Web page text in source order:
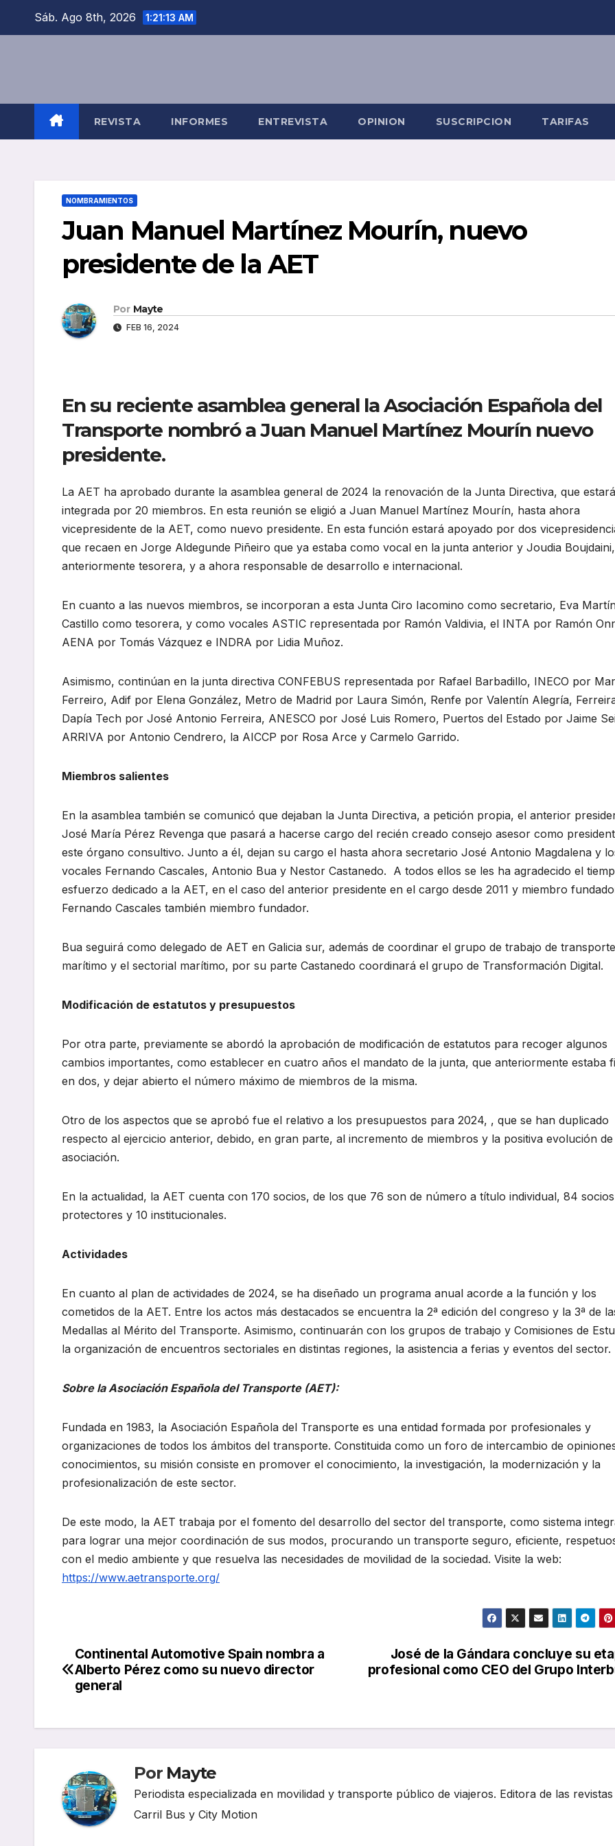
Sáb. Ago 8th, 2026 1:21:14 AM
REVISTA INFORMES ENTREVISTA OPINION SUSCRIPCION TARIFAS
NOMBRAMIENTOS
Juan Manuel Martínez Mourín, nuevo
presidente de la AET
Por Mayte
FEB 16, 2024
En su reciente asamblea general la Asociación Española del
Transporte nombró a Juan Manuel Martínez Mourín nuevo
presidente.
La AET ha aprobado durante la asamblea general de 2024 la renovación de la Junta Directiva, que estará
integrada por 20 miembros. En esta reunión se eligió a Juan Manuel Martínez Mourín, hasta ahora
vicepresidente de la AET, como nuevo presidente. En esta función estará apoyado por dos
que recaen en Jorge Aldegunde Piñeiro que ya estaba como vocal en la junta anterior y Joudia Boujdaini,
anteriormente tesorera, y a ahora responsable de desarrollo e internacional.
En cuanto a las nuevos miembros, se incorporan a esta Junta Ciro Iacomino como secretario, Eva
Castillo como tesorera, y como vocales ASTIC representada por Ramón Valdivia, el INTA por Ramón
AENA por Tomás Vázquez e INDRA por Lidia Muñoz.
Asimismo, continúan en la junta directiva CONFEBUS representada por Rafael Barbadillo, INECO por
Ferreiro, Adif por Elena González, Metro de Madrid por Laura Simón, Renfe por Valentín Alegría,
Dapía Tech por José Antonio Ferreira, ANESCO por José Luis Romero, Puertos del Estado por Jaime
ARRIVA por Antonio Cendrero, la AICCP por Rosa Arce y Carmelo Garrido.
Miembros salientes
En la asamblea también se comunicó que dejaban la Junta Directiva, a petición propia, el anterior
José María Pérez Revenga que pasará a hacerse cargo del recién creado consejo asesor como
este órgano consultivo. Junto a él, dejan su cargo el hasta ahora secretario José Antonio Magdalena y
vocales Fernando Cascales, Antonio Bua y Nestor Castanedo. A todos ellos se les ha agradecido el
esfuerzo dedicado a la AET, en el caso del anterior presidente en el cargo desde 2011 y miembro
Fernando Cascales también miembro fundador.
Bua seguirá como delegado de AET en Galicia sur, además de coordinar el grupo de trabajo de transporte
marítimo y el sectorial marítimo, por su parte Castanedo coordinará el grupo de Transformación Digital.
Modificación de estatutos y presupuestos
Por otra parte, previamente se abordó la aprobación de modificación de estatutos para recoger algunos
cambios importantes, como establecer en cuatro años el mandato de la junta, que anteriormente estaba
en dos, y dejar abierto el número máximo de miembros de la misma.
Otro de los aspectos que se aprobó fue el relativo a los presupuestos para 2024, , que se han duplicado
respecto al ejercicio anterior, debido, en gran parte, al incremento de miembros y la positiva evolución
asociación.
En la actualidad, la AET cuenta con 170 socios, de los que 76 son de número a título individual, 84 socios
protectores y 10 institucionales.
Actividades
En cuanto al plan de actividades de 2024, se ha diseñado un programa anual acorde a la función y los
cometidos de la AET. Entre los actos más destacados se encuentra la 2ª edición del congreso y la 3ª de
Medallas al Mérito del Transporte. Asimismo, continuarán con los grupos de trabajo y Comisiones de
la organización de encuentros sectoriales en distintas regiones, la asistencia a ferias y eventos del sector.
Sobre la Asociación Española del Transporte (AET):
Fundada en 1983, la Asociación Española del Transporte es una entidad formada por profesionales y
organizaciones de todos los ámbitos del transporte. Constituida como un foro de intercambio de
conocimientos, su misión consiste en promover el conocimiento, la investigación, la modernización y la
profesionalización de este sector.
De este modo, la AET trabaja por el fomento del desarrollo del sector del transporte, como sistema
para lograr una mejor coordinación de sus modos, procurando un transporte seguro, eficiente,
con el medio ambiente y que resuelva las necesidades de movilidad de la sociedad. Visite la web:
https://www.aetransporte.org/
Navegación
de
José de la Gándara concluye su
profesional como CEO del Grupo
Continental Automotive Spain nombra a
Alberto Pérez como su nuevo director
general
Por Mayte
Periodista especializada en movilidad y transporte público de viajeros. Editora de las revistas
Carril Bus y City Motion